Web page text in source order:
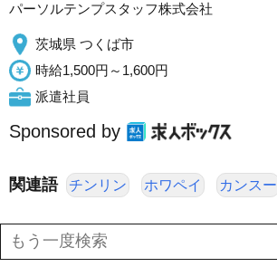
パーソルテンプスタッフ株式会社
茨城県 つくば市
時給1,500円～1,600円
派遣社員
Sponsored by
関連語 チンリン ホワペイ カンスー